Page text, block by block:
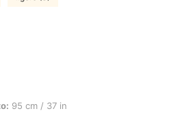
de arena, Caderas: 98 cm / 39 in,
95 cm / 37 in